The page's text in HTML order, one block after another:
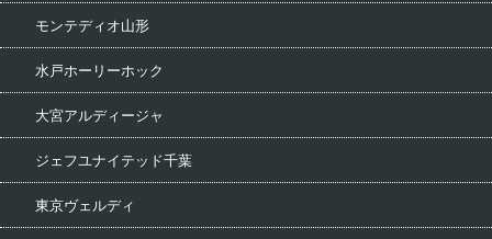
モンテディオ山形
水戸ホーリーホック
大宮アルディージャ
ジェフユナイテッド千葉
東京ヴェルディ